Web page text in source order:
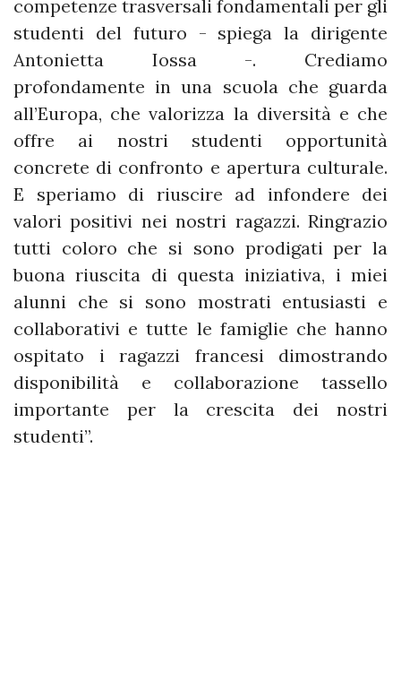
competenze trasversali fondamentali per gli
studenti del futuro - spiega la dirigente
Antonietta Iossa -. Crediamo
profondamente in una scuola che guarda
all’Europa, che valorizza la diversità e che
offre ai nostri studenti opportunità
concrete di confronto e apertura culturale.
E speriamo di riuscire ad infondere dei
valori positivi nei nostri ragazzi. Ringrazio
tutti coloro che si sono prodigati per la
buona riuscita di questa iniziativa, i miei
alunni che si sono mostrati entusiasti e
collaborativi e tutte le famiglie che hanno
ospitato i ragazzi francesi dimostrando
disponibilità e collaborazione tassello
importante per la crescita dei nostri
studenti”.